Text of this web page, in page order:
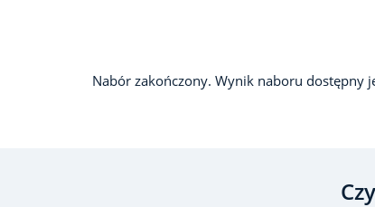
Nabór zakończony. Wynik naboru dostępny